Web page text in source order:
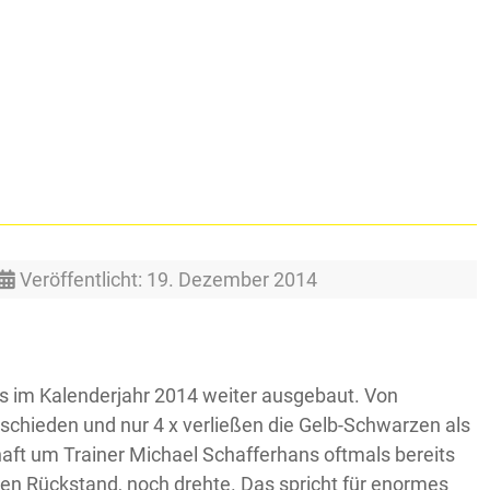
Veröffentlicht: 19. Dezember 2014
im Kalenderjahr 2014 weiter ausgebaut. Von
und nur 4 x verließen die Gelb-Schwarzen als
um Trainer Michael Schafferhans oftmals bereits
Rückstand, noch drehte. Das spricht für enormes